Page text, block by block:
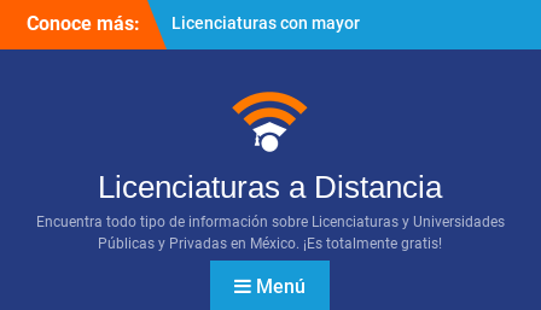
Conoce más:
Licenciaturas con mayor
proyección
¿Cómo utilizar los diversos
recursos digitales?
Licenciaturas a Distancia
Encuentra todo tipo de información sobre Licenciaturas y Universidades
Públicas y Privadas en México. ¡Es totalmente gratis!
Menú